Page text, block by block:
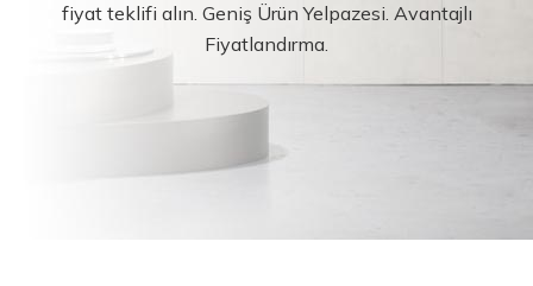
fiyat teklifi alın. Geniş Ürün Yelpazesi. Avantajlı
Fiyatlandırma.